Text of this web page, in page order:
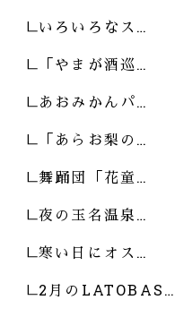
いろいろなス…
「やまが酒巡…
あおみかんパ…
「あらお梨の…
舞踊団「花童…
夜の玉名温泉…
寒い日にオス…
2月のLATOBAS…